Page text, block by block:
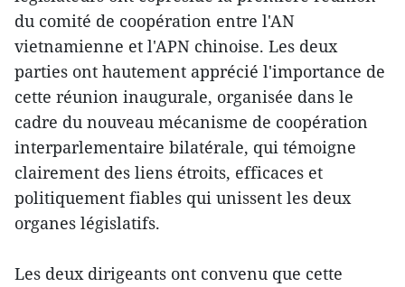
du comité de coopération entre l'AN
vietnamienne et l'APN chinoise. Les deux
parties ont hautement apprécié l'importance de
cette réunion inaugurale, organisée dans le
cadre du nouveau mécanisme de coopération
interparlementaire bilatérale, qui témoigne
clairement des liens étroits, efficaces et
politiquement fiables qui unissent les deux
organes législatifs.
Les deux dirigeants ont convenu que cette